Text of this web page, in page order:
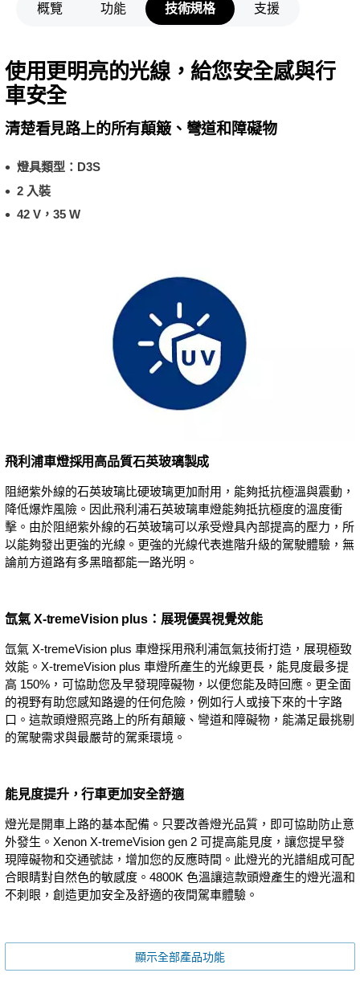
概覽 功能 技術規格 支援
使用更明亮的光線，給您安全感與行
車安全
清楚看見路上的所有顛簸、彎道和障礙物
燈具類型：D3S
2 入裝
42 V，35 W
飛利浦車燈採用高品質石英玻璃製成
阻絕紫外線的石英玻璃比硬玻璃更加耐用，能夠抵抗極溫與震動，
降低爆炸風險。因此飛利浦石英玻璃車燈能夠抵抗極度的溫度衝
擊。由於阻絕紫外線的石英玻璃可以承受燈具內部提高的壓力，所
以能夠發出更強的光線。更強的光線代表進階升級的駕駛體驗，無
論前方道路有多黑暗都能一路光明。
氙氣 X-tremeVision plus：展現優異視覺效能
氙氣 X-tremeVision plus 車燈採用飛利浦氙氣技術打造，展現極致
效能。X-tremeVision plus 車燈所產生的光線更長，能見度最多提
高 150%，可協助您及早發現障礙物，以便您能及時回應。更全面
的視野有助您感知路邊的任何危險，例如行人或接下來的十字路
口。這款頭燈照亮路上的所有顛簸、彎道和障礙物，能滿足最挑剔
的駕駛需求與最嚴苛的駕乘環境。
能見度提升，行車更加安全舒適
燈光是開車上路的基本配備。只要改善燈光品質，即可協助防止意
外發生。Xenon X-tremeVision gen 2 可提高能見度，讓您提早發
現障礙物和交通號誌，增加您的反應時間。此燈光的光譜組成可配
合眼睛對自然色的敏感度。4800K 色溫讓這款頭燈產生的燈光溫和
不刺眼，創造更加安全及舒適的夜間駕車體驗。
顯示全部產品功能